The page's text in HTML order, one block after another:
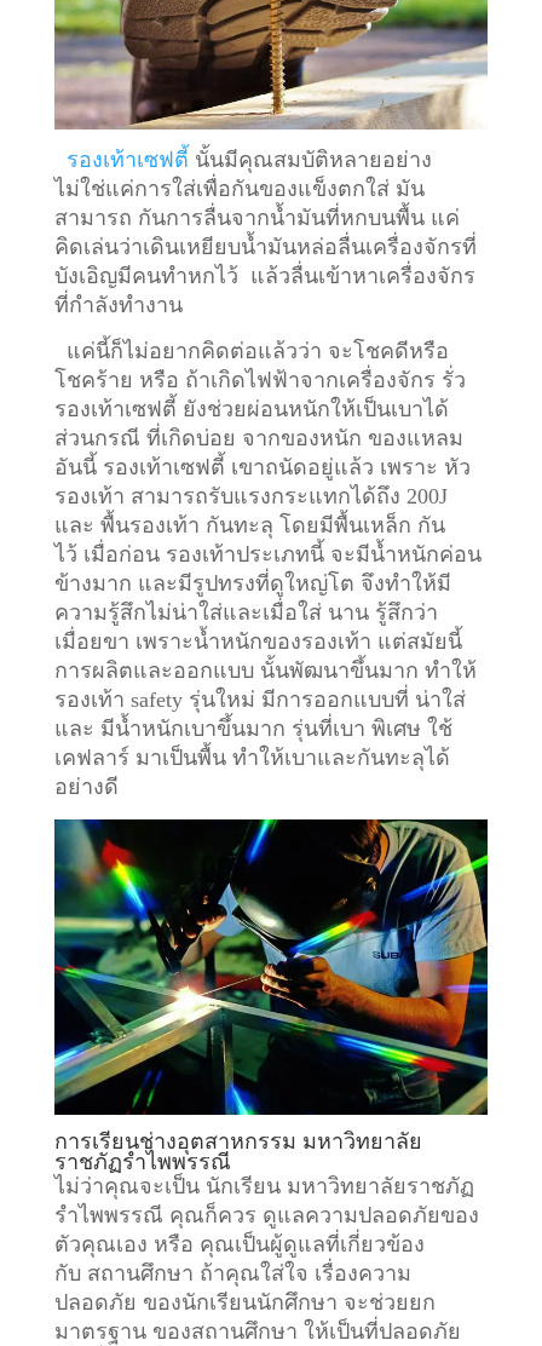
รองเท้าเซฟตี้ นั้นมีคุณสมบัติหลายอย่าง
ไม่ใช่แค่การใส่เพื่อกันของแข็งตกใส่ มัน
สามารถ กันการลื่นจากน้ำมันที่หกบนพื้น แค่
คิดเล่นว่าเดินเหยียบน้ำมันหล่อลื่นเครื่องจักรที่
บังเอิญมีคนทำหกไว้ แล้วลื่นเข้าหาเครื่องจักร
ที่กำลังทำงาน
แค่นี้ก็ไม่อยากคิดต่อแล้วว่า จะโชคดีหรือ
โชคร้าย หรือ ถ้าเกิดไฟฟ้าจากเครื่องจักร รั่ว
รองเท้าเซฟตี้ ยังช่วยผ่อนหนักให้เป็นเบาได้
ส่วนกรณี ที่เกิดบ่อย จากของหนัก ของแหลม
อันนี้ รองเท้าเซฟตี้ เขาถนัดอยู่แล้ว เพราะ หัว
รองเท้า สามารถรับแรงกระแทกได้ถึง 200J
และ พื้นรองเท้า กันทะลุ โดยมีพื้นเหล็ก กัน
ไว้ เมื่อก่อน รองเท้าประเภทนี้ จะมีน้ำหนักค่อน
ข้างมาก และมีรูปทรงที่ดูใหญ่โต จึงทำให้มี
ความรู้สึกไม่น่าใส่และเมื่อใส่ นาน รู้สึกว่า
เมื่อยขา เพราะน้ำหนักของรองเท้า แต่สมัยนี้
การผลิตและออกแบบ นั้นพัฒนาขึ้นมาก ทำให้
รองเท้า safety รุ่นใหม่ มีการออกแบบที่ น่าใส่
และ มีน้ำหนักเบาขึ้นมาก รุ่นที่เบา พิเศษ ใช้
เคฟลาร์ มาเป็นพื้น ทำให้เบาและกันทะลุได้
อย่างดี
การเรียนช่างอุตสาหกรรม มหาวิทยาลัย
ราชภัฏรำไพพรรณี
ไม่ว่าคุณจะเป็น นักเรียน มหาวิทยาลัยราชภัฏ
รำไพพรรณี คุณก็ควร ดูแลความปลอดภัยของ
ตัวคุณเอง หรือ คุณเป็นผู้ดูแลที่เกี่ยวข้อง
กับ สถานศึกษา ถ้าคุณใส่ใจ เรื่องความ
ปลอดภัย ของนักเรียนนักศึกษา จะช่วยยก
มาตรฐาน ของสถานศึกษา ให้เป็นที่ปลอดภัย